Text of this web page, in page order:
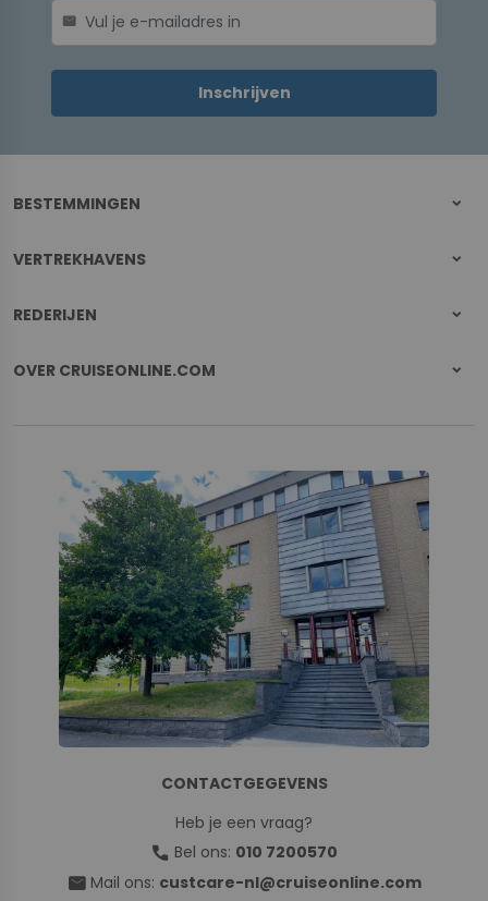
mail
Inschrijven
BESTEMMINGEN
VERTREKHAVENS
REDERIJEN
OVER CRUISEONLINE.COM
CONTACTGEGEVENS
Heb je een vraag?
call Bel ons: 010 7200570
mail Mail ons: custcare-nl@cruiseonline.com